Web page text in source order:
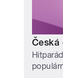
Česká